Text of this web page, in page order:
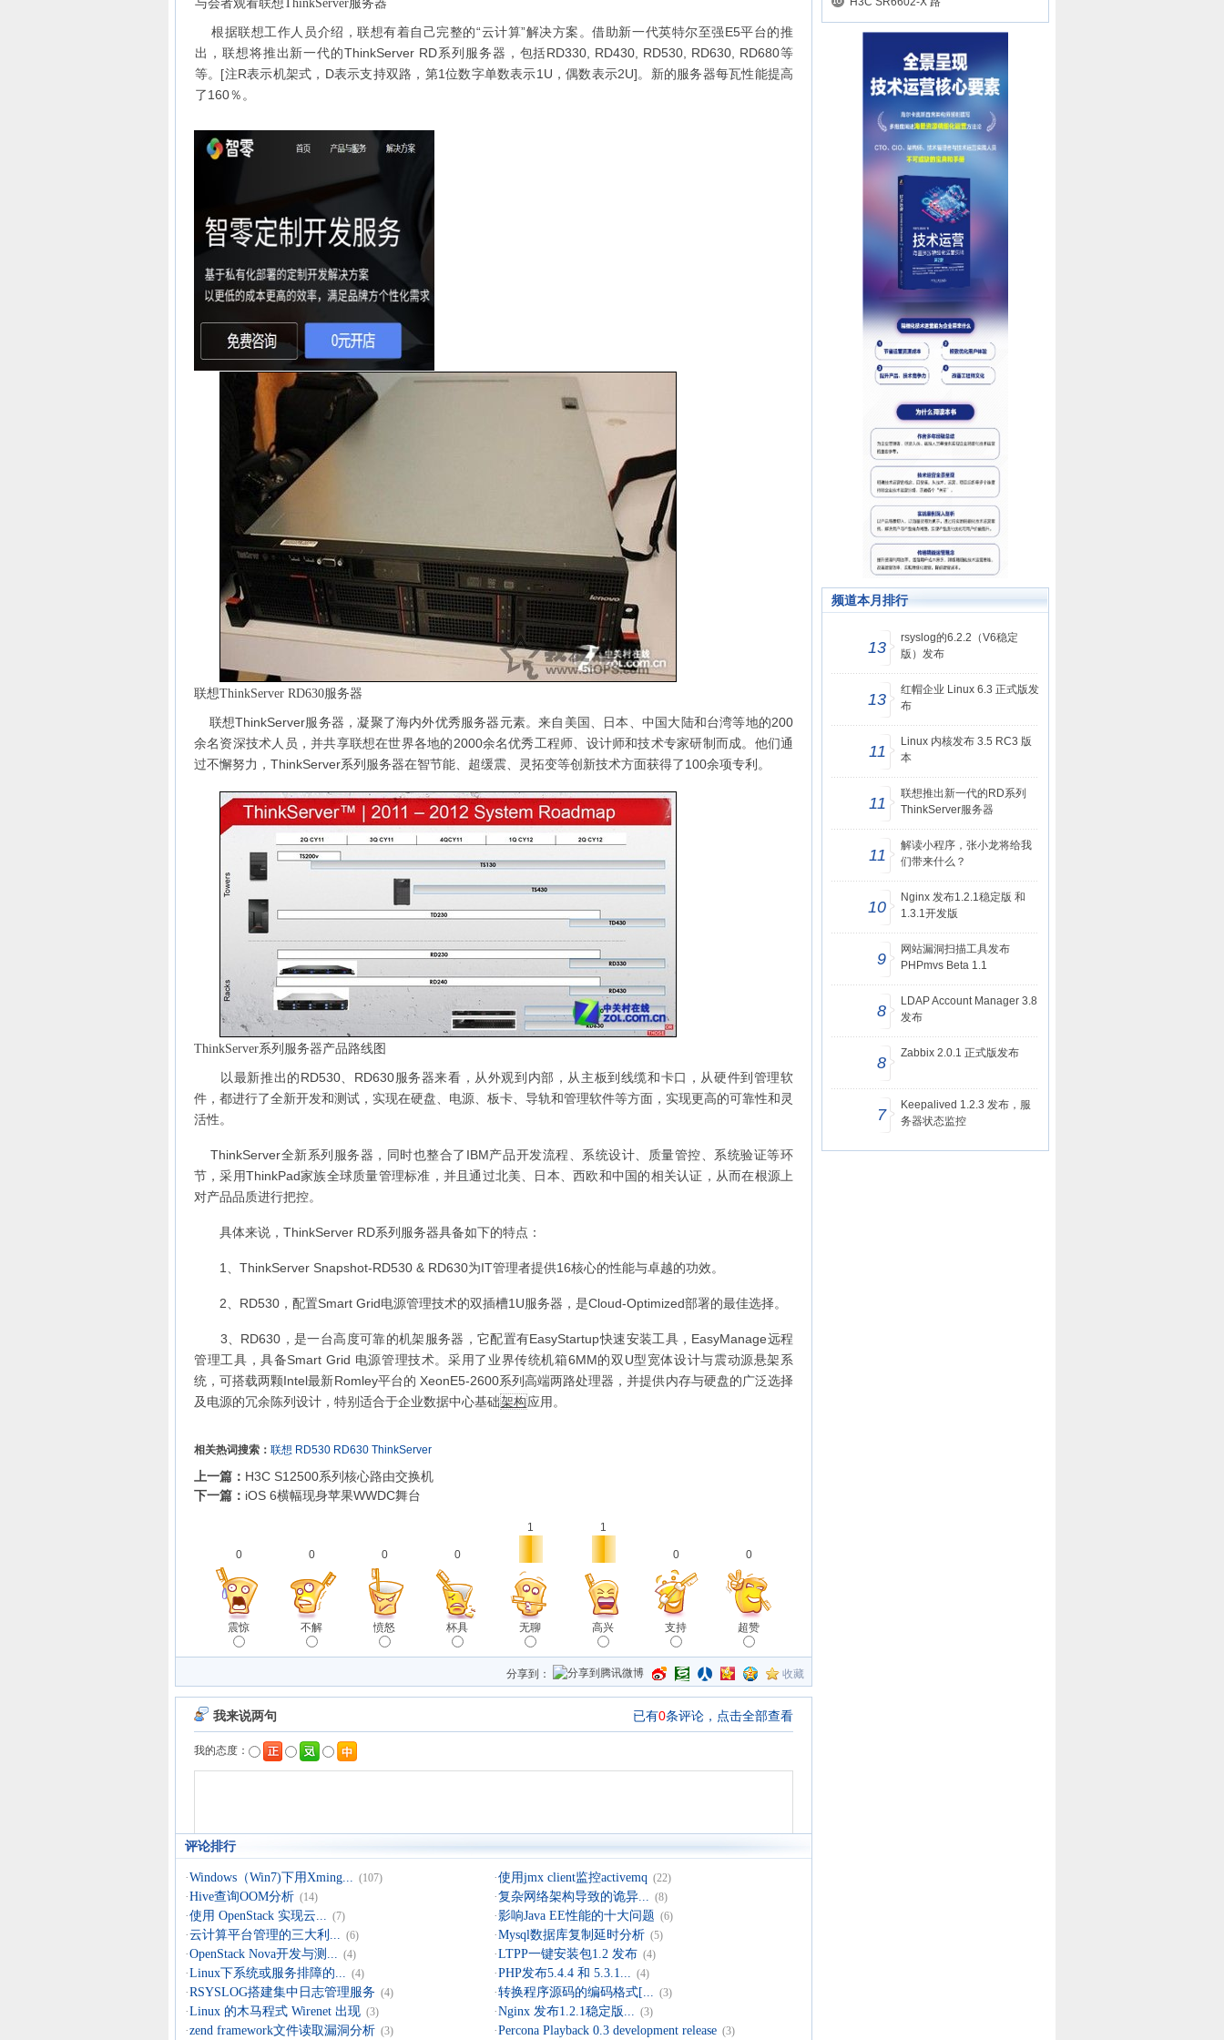
与会者观看联想ThinkServer服务器
根据联想工作人员介绍，联想有着自己完整的“云计算”解决方案。借助新一代英特尔至强E5平台的推
出，联想将推出新一代的ThinkServer RD系列服务器，包括RD330, RD430, RD530, RD630, RD680等
等。[注R表示机架式，D表示支持双路，第1位数字单数表示1U，偶数表示2U]。新的服务器每瓦性能提高
了160％。
联想ThinkServer RD630服务器
联想ThinkServer服务器，凝聚了海内外优秀服务器元素。来自美国、日本、中国大陆和台湾等地的200
余名资深技术人员，并共享联想在世界各地的2000余名优秀工程师、设计师和技术专家研制而成。他们通
过不懈努力，ThinkServer系列服务器在智节能、超缓震、灵拓变等创新技术方面获得了100余项专利。
ThinkServer系列服务器产品路线图
以最新推出的RD530、RD630服务器来看，从外观到内部，从主板到线缆和卡口，从硬件到管理软
件，都进行了全新开发和测试，实现在硬盘、电源、板卡、导轨和管理软件等方面，实现更高的可靠性和灵
活性。
ThinkServer全新系列服务器，同时也整合了IBM产品开发流程、系统设计、质量管控、系统验证等环
节，采用ThinkPad家族全球质量管理标准，并且通过北美、日本、西欧和中国的相关认证，从而在根源上
对产品品质进行把控。
具体来说，ThinkServer RD系列服务器具备如下的特点：
1、ThinkServer Snapshot-RD530 & RD630为IT管理者提供16核心的性能与卓越的功效。
2、RD530，配置Smart Grid电源管理技术的双插槽1U服务器，是Cloud-Optimized部署的最佳选择。
3、RD630，是一台高度可靠的机架服务器，它配置有EasyStartup快速安装工具，EasyManage远程
管理工具，具备Smart Grid 电源管理技术。采用了业界传统机箱6MM的双U型宽体设计与震动源悬架系
统，可搭载两颗Intel最新Romley平台的 XeonE5-2600系列高端两路处理器，并提供内存与硬盘的广泛选择
及电源的冗余陈列设计，特别适合于企业数据中心基础架构应用。
相关热词搜索： 联想 RD530 RD630 ThinkServer
上一篇： H3C S12500系列核心路由交换机
下一篇： iOS 6横幅现身苹果WWDC舞台
0
震惊
0
不解
0
愤怒
0
杯具
1
无聊
1
高兴
0
支持
0
超赞
分享到： 收藏
评论排行
·Windows（Win7)下用Xming... (107) ·使用jmx client监控activemq (22)
·Hive查询OOM分析 (14) ·复杂网络架构导致的诡异... (8)
·使用 OpenStack 实现云... (7) ·影响Java EE性能的十大问题 (6)
·云计算平台管理的三大利... (6) ·Mysql数据库复制延时分析 (5)
·OpenStack Nova开发与测... (4) ·LTPP一键安装包1.2 发布 (4)
·Linux下系统或服务排障的... (4) ·PHP发布5.4.4 和 5.3.1... (4)
·RSYSLOG搭建集中日志管理服务 (4) ·转换程序源码的编码格式[... (3)
·Linux 的木马程式 Wirenet 出现 (3) ·Nginx 发布1.2.1稳定版... (3)
·zend framework文件读取漏洞分析 (3) ·Percona Playback 0.3 development release (3)
频道本月排行
13
rsyslog的6.2.2（V6稳定
版）发布
13
红帽企业 Linux 6.3 正式版发
布
11
Linux 内核发布 3.5 RC3 版
本
11
联想推出新一代的RD系列
ThinkServer服务器
11
解读小程序，张小龙将给我
们带来什么？
10
Nginx 发布1.2.1稳定版 和
1.3.1开发版
9
网站漏洞扫描工具发布
PHPmvs Beta 1.1
8
LDAP Account Manager 3.8
发布
8
Zabbix 2.0.1 正式版发布
7
Keepalived 1.2.3 发布，服
务器状态监控